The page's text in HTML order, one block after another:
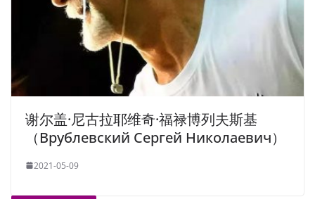
谢尔盖·尼古拉耶维奇·福禄博列夫斯基
（Врублевский Сергей Николаевич）
分类信息查询